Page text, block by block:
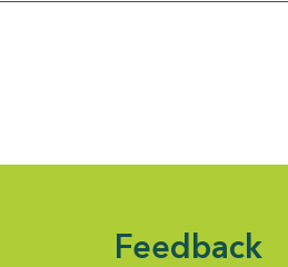
Feedback